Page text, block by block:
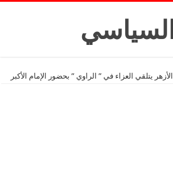
الأزهر يتلقي العزاء في ” الراوي ” بحضور الإمام الأكبر